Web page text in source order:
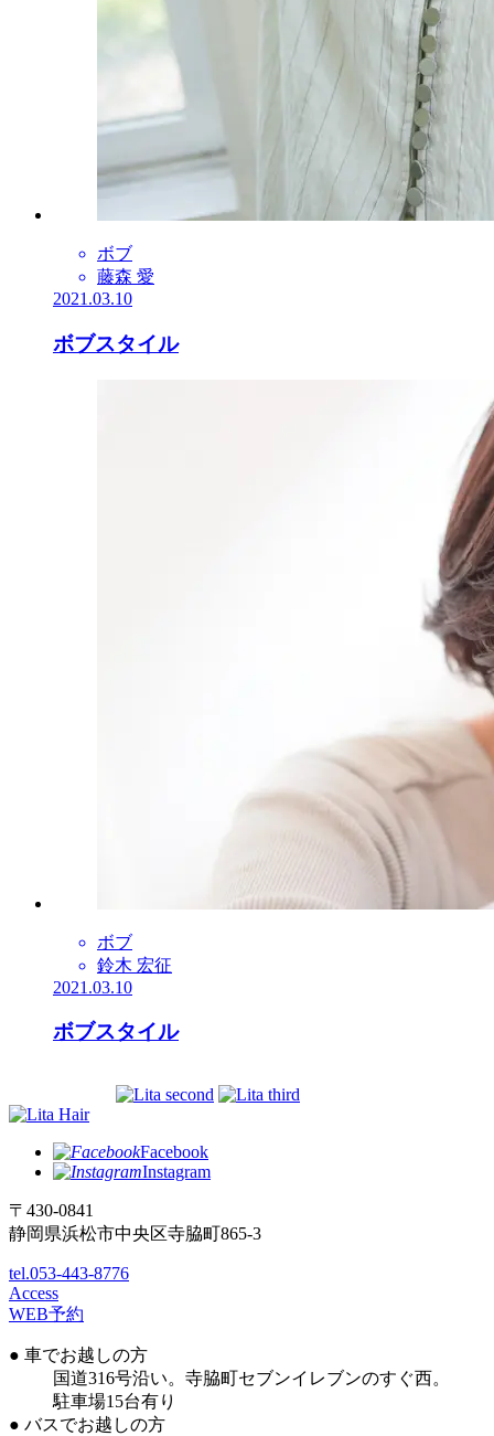
ボブ
藤森 愛
2021.03.10
ボブスタイル
ボブ
鈴木 宏征
2021.03.10
ボブスタイル
Facebook
Instagram
〒430-0841
静岡県浜松市中央区寺脇町865-3
tel.053-443-8776
Access
WEB予約
● 車でお越しの方
国道316号沿い。寺脇町セブンイレブンのすぐ西。
駐車場15台有り
● バスでお越しの方